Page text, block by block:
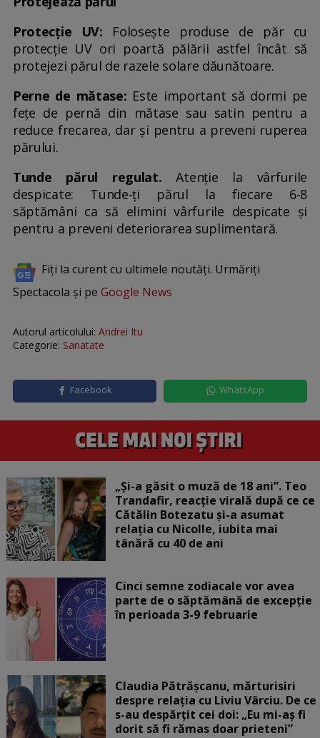
Protecție UV: Folosește produse de păr cu
protecție UV ori poartă pălării astfel încât să
protejezi părul de razele solare dăunătoare.
Perne de mătase: Este important să dormi pe
fețe de pernă din mătase sau satin pentru a
reduce frecarea, dar și pentru a preveni ruperea
părului.
Tunde părul regulat. Atenție la vârfurile
despicate: Tunde-ți părul la fiecare 6-8
săptămâni ca să elimini vârfurile despicate și
pentru a preveni deteriorarea suplimentară.
Fiți la curent cu ultimele noutăți. Urmăriți
Spectacola și pe Google News
Autorul articolului: Andrei Itu
Categorie: Sanatate
Facebook WhatsApp
„Și-a găsit o muză de 18 ani”. Teo
Trandafir, reacție virală după ce ce
Cătălin Botezatu și-a asumat
relația cu Nicolle, iubita mai
tânără cu 40 de ani
Cinci semne zodiacale vor avea
parte de o săptămână de excepție
în perioada 3-9 februarie
Claudia Pătrășcanu, mărturisiri
despre relația cu Liviu Vârciu. De ce
s-au despărțit cei doi: „Eu mi-aș fi
dorit să fi rămas doar prieteni”